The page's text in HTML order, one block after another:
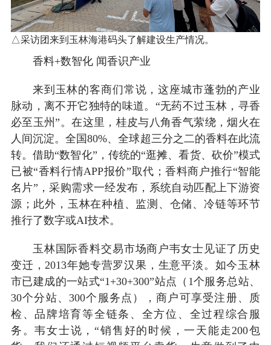
△采访团来到玉林海港码头了解建设生产情况。
香料+数智化 闻香识产业
来到玉林的客商们常说，这座城市蓬勃的产业
脉动，离不开它独特的味道。“无药不过玉林，寻香
必至玉州”。在这里，桂皮与八角香气萦绕，烟火在
人间沉淀。全国80%、全球超三分之二的香料在此流
转。借助“数智化”，传统的“逛摊、看货、砍价”模式
已被“香料行情APP报价”取代；香料商户推行“智能
名片”，采购需求一经发布，系统自动匹配上下游资
源；此外，玉林在种植、监测、仓储、冷链等环节
推行了数字或AI技术。
玉林国际香料交易市场商户韦女士见证了历史
变迁，2013年她专营罗汉果，生意平淡。如今玉林
市已建成的一站式“1+30+300”站点（1个服务总站、
30个分站、300个服务点），商户可享受注册、质
检、品牌培育等全链条、全方位、全过程综合服
务。韦女士说，“销售好的时候，一天能走200包